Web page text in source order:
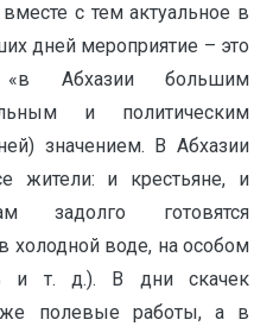
с тем актуальное в
дней мероприятие – это
«в Абхазии большим
и политическим
значением. В Абхазии
жители: и крестьяне, и
задолго готовятся
воде, на особом
и т. д.). В дни скачек
полевые работы, а в